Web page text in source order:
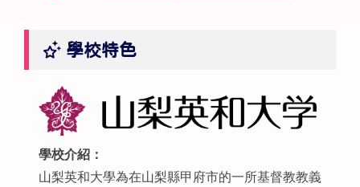
學校特色
學校介紹：
山梨英和大學為在山梨縣甲府市的一所基督教教義